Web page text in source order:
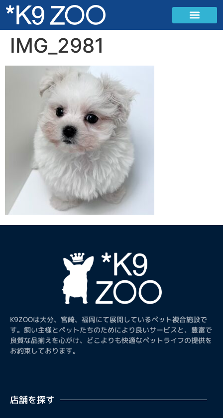
IMG_2981
K9ZOOは大分、宮崎、福岡にて展開しているペット複合施設で
す。飼い主様とペットたちのためにより良いサービスと、豊富で
良質な品揃えを心がけ、どこよりも快適なペットライフの提供を
お約束しております。
店舗を探す